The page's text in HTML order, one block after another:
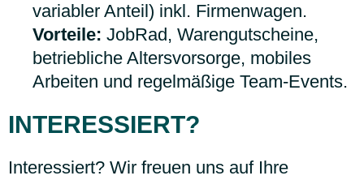
variabler Anteil) inkl. Firmenwagen.
Vorteile: JobRad, Warengutscheine,
betriebliche Altersvorsorge, mobiles
Arbeiten und regelmäßige Team-Events.
INTERESSIERT?
Interessiert? Wir freuen uns auf Ihre